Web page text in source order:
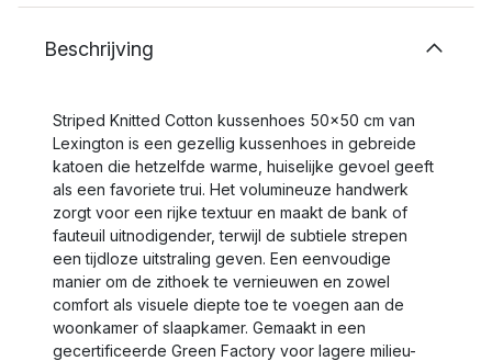
Beschrijving
Striped Knitted Cotton kussenhoes 50x50 cm van
Lexington is een gezellig kussenhoes in gebreide
katoen die hetzelfde warme, huiselijke gevoel geeft
als een favoriete trui. Het volumineuze handwerk
zorgt voor een rijke textuur en maakt de bank of
fauteuil uitnodigender, terwijl de subtiele strepen
een tijdloze uitstraling geven. Een eenvoudige
manier om de zithoek te vernieuwen en zowel
comfort als visuele diepte toe te voegen aan de
woonkamer of slaapkamer. Gemaakt in een
gecertificeerde Green Factory voor lagere milieu-